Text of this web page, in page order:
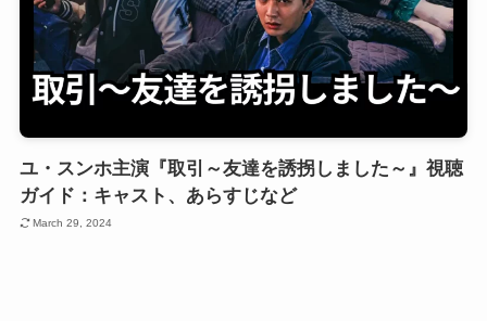
ユ・スンホ主演『取引～友達を誘拐しました～』視聴
ガイド：キャスト、あらすじなど
March 29, 2024